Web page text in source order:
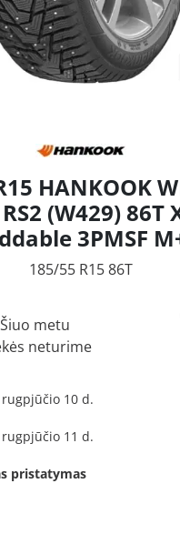
HANKOOK
(W429) 86T
3PMSF
185/55 R15 86T
Šiuo metu
neturime
10 d.
11 d.
pristatymas